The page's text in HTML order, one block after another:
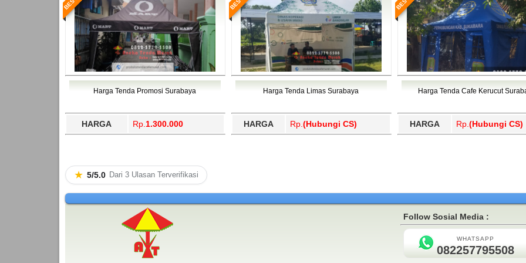
Harga Tenda Promosi Surabaya
HARGA Rp. 1.300.000
Harga Tenda Limas Surabaya
HARGA Rp. (Hubungi CS)
Harga Tenda Cafe Kerucut
HARGA Rp. (Hubungi CS)
★ 5/5.0 Dari 3 Ulasan Terverifikasi
Follow Sosial Media :
WHATSAPP
082257795508